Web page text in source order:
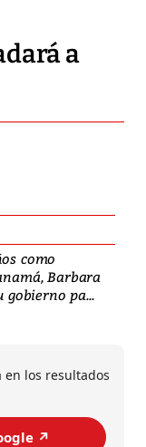
a
como
Barbara
gobierno pa...
los resultados
↗️